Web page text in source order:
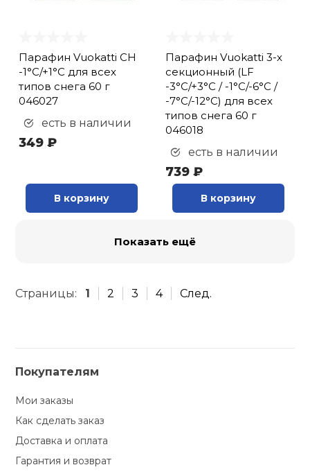
Парафин Vuokatti CH
-1°С/+1°С для всех
типов снега 60 г
046027
есть в наличии
349 ₽
В корзину
Парафин Vuokatti 3-х
секционный (LF
-3°С/+3°С / -1°С/-6°С /
-7°С/-12°С) для всех
типов снега 60 г
046018
есть в наличии
739 ₽
В корзину
Показать ещё
Страницы: 1 2 3 4 След.
Покупателям
Мои заказы
Как сделать заказ
Доставка и оплата
Гарантия и возврат